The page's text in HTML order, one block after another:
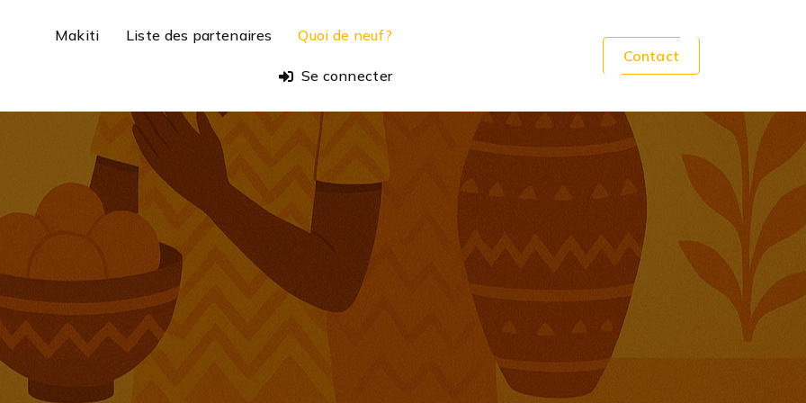
Makiti Liste des partenaires Quoi de neuf?
Se connecter
Contact